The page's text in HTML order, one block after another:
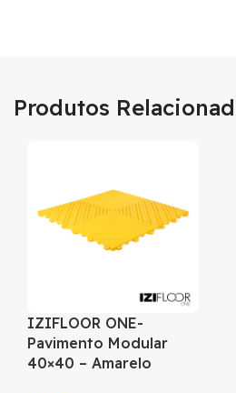
Produtos
IZIFLOOR ONE-
Pavimento Modular
40×40 – Amarelo